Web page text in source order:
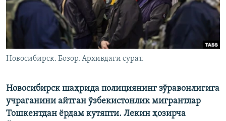
Новосибирск. Бозор. Архивдаги сурат.
Новосибирск шаҳрида полициянинг зўравонлигига
учраганини айтган ўзбекистонлик мигрантлар
Тошкентдан ёрдам кутяпти. Лекин ҳозирча